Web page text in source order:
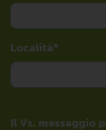
Località
Il Vs. messaggio